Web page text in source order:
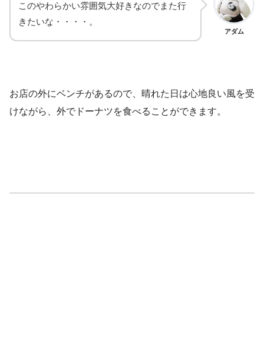
アダム
このやわらかい雰囲気大好きなのでまた行
きたいな・・・・。
お店の外にベンチがあるので、晴れた日は心地良い風を受
けながら、外でドーナツを食べることができます。